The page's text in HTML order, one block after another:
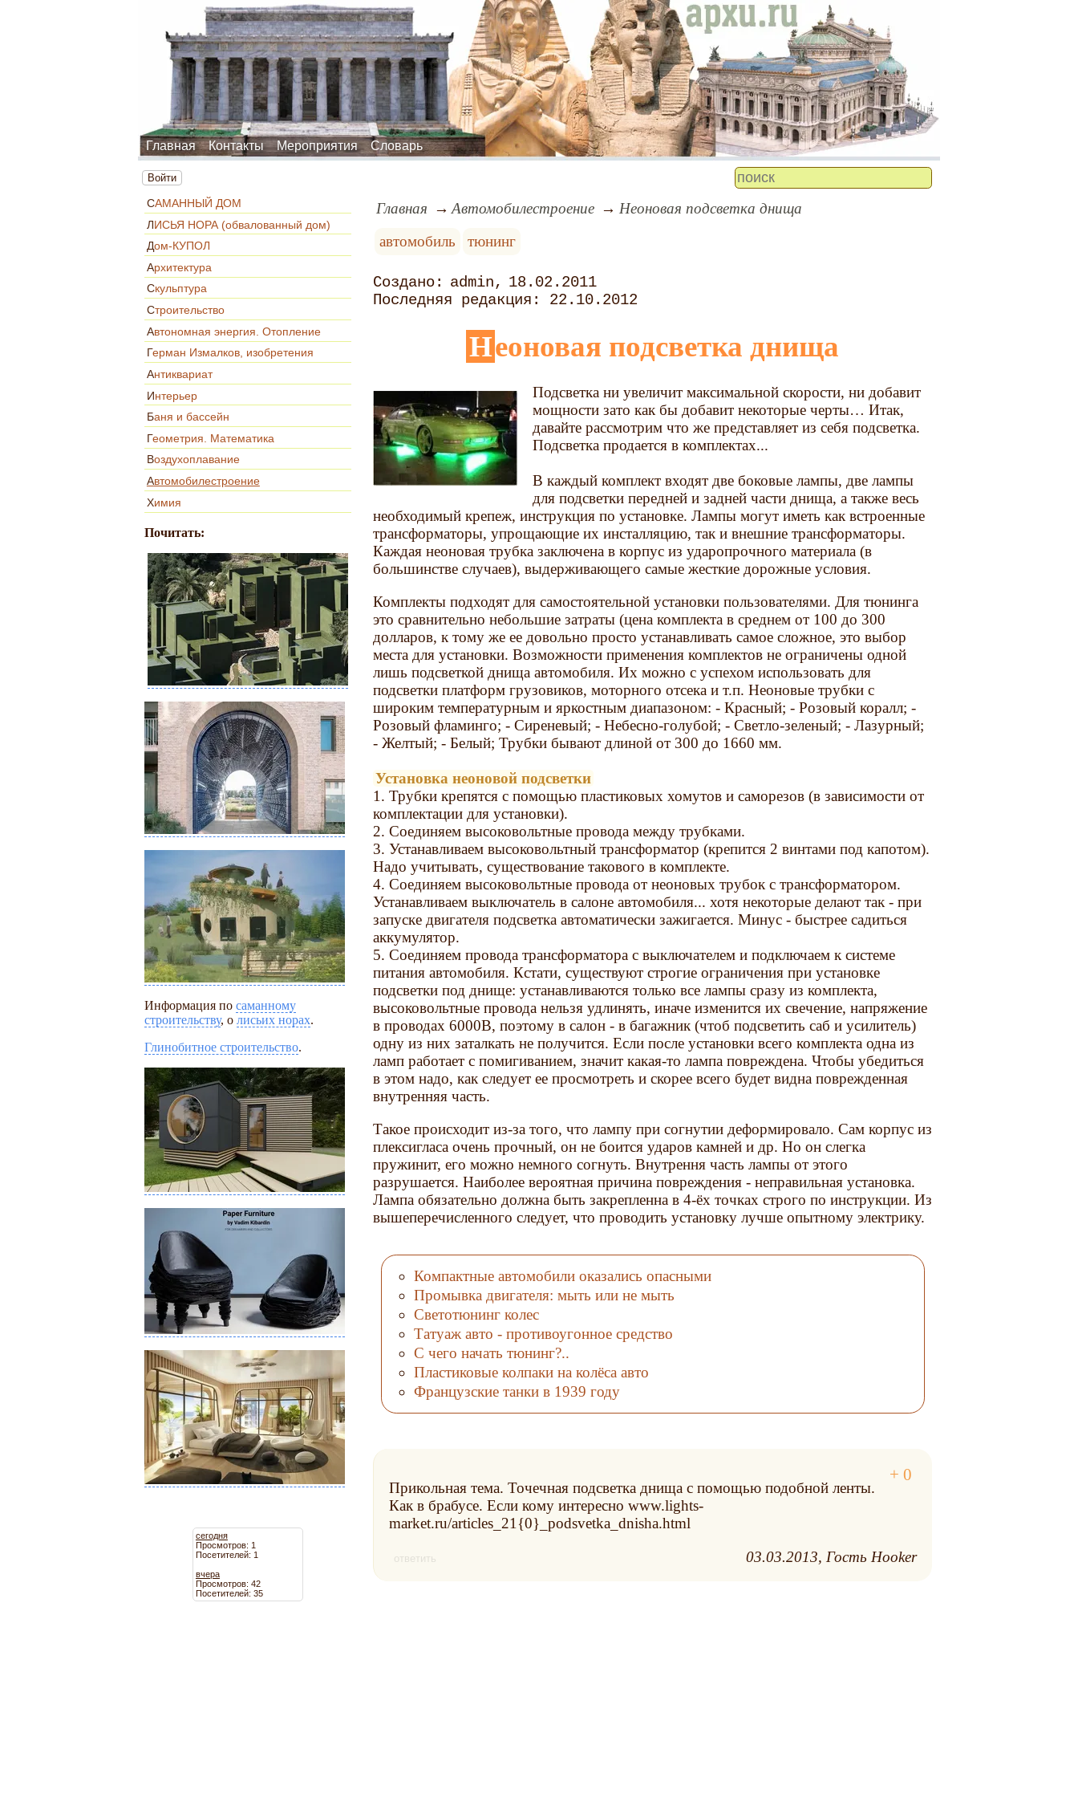
Главная Контакты Мероприятия Словарь
Войти
САМАННЫЙ ДОМ
ЛИСЬЯ НОРА (обвалованный дом)
Дом-КУПОЛ
Архитектура
Скульптура
Строительство
Автономная энергия. Отопление
Герман Измалков, изобретения
Антиквариат
Интерьер
Баня и бассейн
Геометрия. Математика
Воздухоплавание
Автомобилестроение
Химия
Почитать:
Информация по саманному
строительству, о лисьих норах.
Глинобитное строительство.
сегодня
Просмотров: 1
Посетителей: 1
вчера
Просмотров: 42
Посетителей: 35
Главная Автомобилестроение
Неоновая подсветка днища
автомобиль
тюнинг
admin
18.02.2011
22.10.2012
Неоновая подсветка днища
Подсветка ни увеличит максимальной скорости, ни добавит
мощности зато как бы добавит некоторые черты… Итак,
давайте рассмотрим что же представляет из себя подсветка.
Подсветка продается в комплектах...
В каждый комплект входят две боковые лампы, две лампы
для подсветки передней и задней части днища, а также весь
необходимый крепеж, инструкция по установке. Лампы могут иметь как встроенные
трансформаторы, упрощающие их инсталляцию, так и внешние трансформаторы.
Каждая неоновая трубка заключена в корпус из ударопрочного материала (в
большинстве случаев), выдерживающего самые жесткие дорожные условия.
Комплекты подходят для самостоятельной установки пользователями. Для тюнинга
это сравнительно небольшие затраты (цена комплекта в среднем от 100 до 300
долларов, к тому же ее довольно просто устанавливать самое сложное, это выбор
места для установки. Возможности применения комплектов не ограничены одной
лишь подсветкой днища автомобиля. Их можно с успехом использовать для
подсветки платформ грузовиков, моторного отсека и т.п. Неоновые трубки с
широким температурным и яркостным диапазоном: - Красный; - Розовый коралл; -
Розовый фламинго; - Сиреневый; - Небесно-голубой; - Светло-зеленый; - Лазурный;
- Желтый; - Белый; Трубки бывают длиной от 300 до 1660 мм.
Установка неоновой подсветки
1. Трубки крепятся с помощью пластиковых хомутов и саморезов (в зависимости от
комплектации для установки).
2. Соединяем высоковольтные провода между трубками.
3. Устанавливаем высоковольтный трансформатор (крепится 2 винтами под капотом).
Надо учитывать, существование такового в комплекте.
4. Соединяем высоковольтные провода от неоновых трубок с трансформатором.
Устанавливаем выключатель в салоне автомобиля... хотя некоторые делают так - при
запуске двигателя подсветка автоматически зажигается. Минус - быстрее садиться
аккумулятор.
5. Соединяем провода трансформатора с выключателем и подключаем к системе
питания автомобиля. Кстати, существуют строгие ограничения при установке
подсветки под днище: устанавливаются только все лампы сразу из комплекта,
высоковольтные провода нельзя удлинять, иначе изменится их свечение, напряжение
в проводах 6000В, поэтому в салон - в багажник (чтоб подсветить саб и усилитель)
одну из них заталкать не получится. Если после установки всего комплекта одна из
ламп работает с помигиванием, значит какая-то лампа повреждена. Чтобы убедиться
в этом надо, как следует ее просмотреть и скорее всего будет видна поврежденная
внутренняя часть.
Такое происходит из-за того, что лампу при согнутии деформировало. Сам корпус из
плексигласа очень прочный, он не боится ударов камней и др. Но он слегка
пружинит, его можно немного согнуть. Внутрення часть лампы от этого
разрушается. Наиболее вероятная причина повреждения - неправильная установка.
Лампа обязательно должна быть закрепленна в 4-ёх точках строго по инструкции. Из
вышеперечисленного следует, что проводить установку лучше опытному электрику.
Компактные автомобили оказались опасными
Промывка двигателя: мыть или не мыть
Светотюнинг колес
Татуаж авто - противоугонное средство
С чего начать тюнинг?..
Пластиковые колпаки на колёса авто
Французские танки в 1939 году
Прикольная тема. Точечная подсветка днища с помощью подобной ленты.
Как в брабусе. Если кому интересно www.lights-
market.ru/articles_21{0}_podsvetka_dnisha.html
ответить 03.03.2013 Гость Hooker